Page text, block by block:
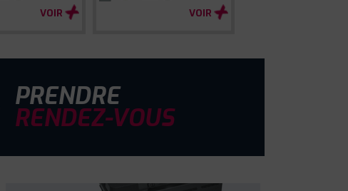
VOIR
VOIR
PRENDRE
RENDEZ-VOUS